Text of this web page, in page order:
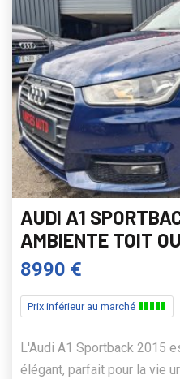
AUDI A1
AMBIENTE TOIT
8990 €
Prix inférieur au marché
L'Audi A1 Sportback 2015
élégant, parfait pour la vie